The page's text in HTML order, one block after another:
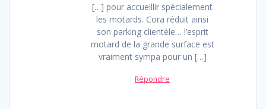
[…] pour accueillir spécialement
les motards. Cora réduit ainsi
son parking clientèle… l’esprit
motard de la grande surface est
vraiment sympa pour un […]
Répondre